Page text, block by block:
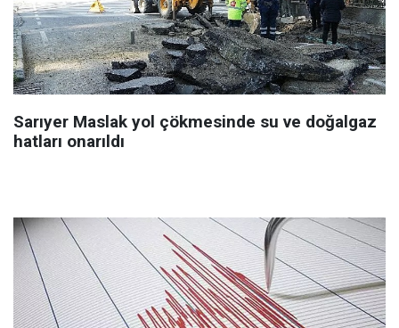
Sarıyer Maslak yol çökmesinde su ve doğalgaz
hatları onarıldı